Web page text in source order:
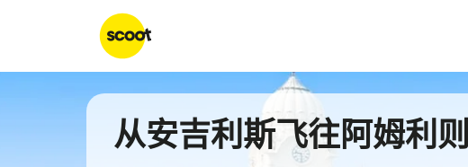
从安吉利斯飞往阿姆利